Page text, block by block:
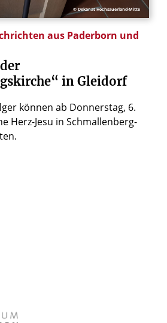
© Dekanat Hochsauerland-Mitte
aus Paderborn und
der
in Gleidorf
können ab Donnerstag, 6.
Herz-Jesu in Schmallenberg-